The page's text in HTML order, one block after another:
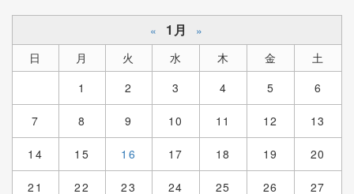
« 1月
»
日
月 火 水 木 金
土
1
2 3 4 5 6
7 8 9 10 11 12 13
14 15 16 17 18 19 20
21 22 23 24 25 26 27